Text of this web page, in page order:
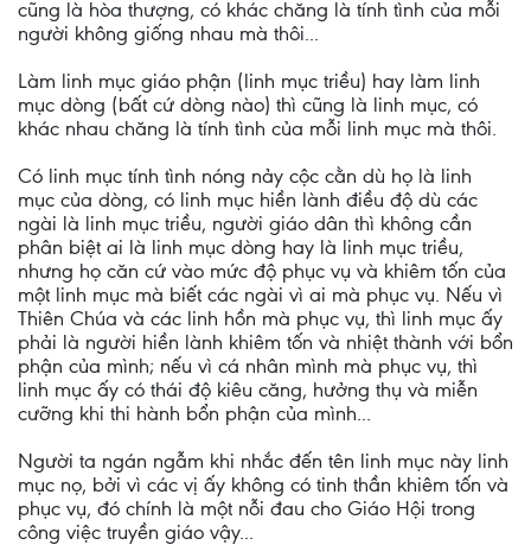
cũng là hòa thượng, có khác chăng là tính tình của mỗi
người không giống nhau mà thôi...
Làm linh mục giáo phận (linh mục triều) hay làm linh
mục dòng (bất cứ dòng nào) thì cũng là linh mục, có
khác nhau chăng là tính tình của mỗi linh mục mà thôi.
Có linh mục tính tình nóng nảy cộc cằn dù họ là linh
mục của dòng, có linh mục hiền lành điều độ dù các
ngài là linh mục triều, người giáo dân thì không cần
phân biệt ai là linh mục dòng hay là linh mục triều,
nhưng họ căn cứ vào mức độ phục vụ và khiêm tốn của
một linh mục mà biết các ngài vì ai mà phục vụ. Nếu vì
Thiên Chúa và các linh hồn mà phục vụ, thì linh mục ấy
phải là người hiền lành khiêm tốn và nhiệt thành với bổn
phận của mình; nếu vì cá nhân mình mà phục vụ, thì
linh mục ấy có thái độ kiêu căng, hưởng thụ và miễn
cưỡng khi thi hành bổn phận của mình...
Người ta ngán ngẫm khi nhắc đến tên linh mục này linh
mục nọ, bởi vì các vị ấy không có tinh thần khiêm tốn và
phục vụ, đó chính là một nỗi đau cho Giáo Hội trong
công việc truyền giáo vậy...